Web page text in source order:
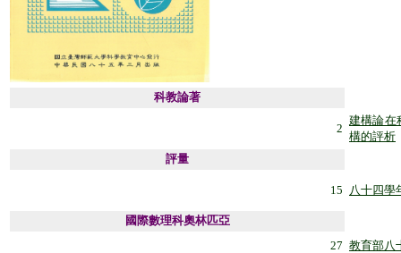
科教論著
2
建構論在
構的評析
評量
15 八十四學
國際數理科奧林匹亞
27 教育部八